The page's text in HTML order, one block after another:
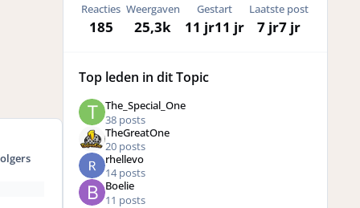
Reacties
185
Weergaven
25,3k
Gestart
11 jr11 jr
Laatste post
7 jr7 jr
Top leden in dit Topic
The_Special_One
38 posts
TheGreatOne
20 posts
rhellevo
14 posts
Boelie
11 posts